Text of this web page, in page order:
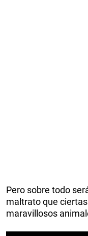
Pero sobre todo
maltrato que
maravillosos